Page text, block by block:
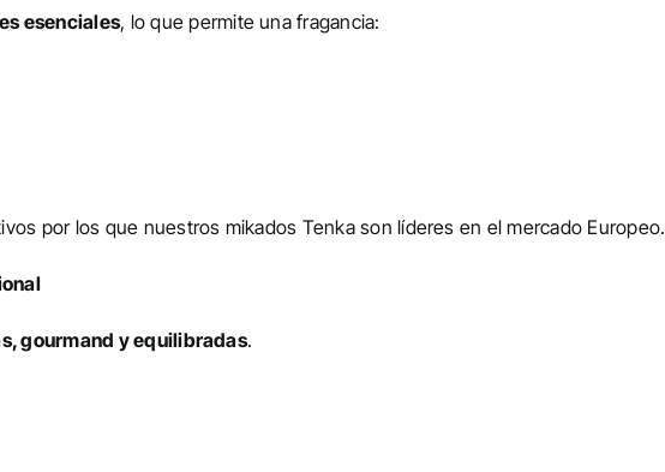
esenciales, lo que permite una fragancia:
por los que nuestros mikados Tenka son líderes en el mercado Europeo.
gourmand y equilibradas.